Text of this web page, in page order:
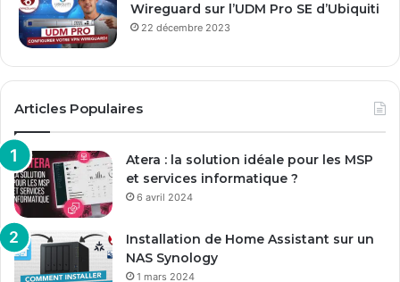
Wireguard sur l’UDM Pro SE d’Ubiquiti
22 décembre 2023
Articles Populaires
Atera : la solution idéale pour les MSP
et services informatique ?
6 avril 2024
Installation de Home Assistant sur un
NAS Synology
1 mars 2024